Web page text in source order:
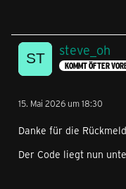
steve_oh
KOMMT ÖFTER
15. Mai 2026 um 18:30
Danke für die
Der Code liegt nun